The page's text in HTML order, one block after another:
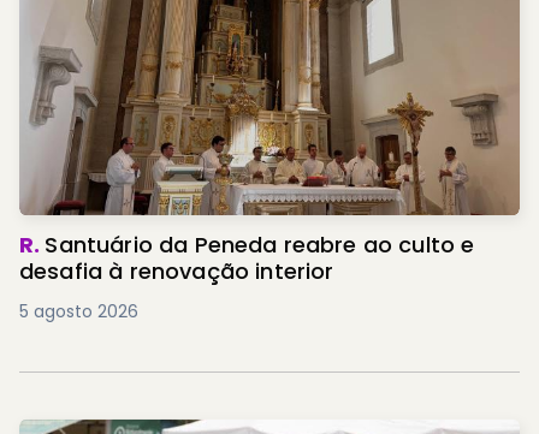
R. Santuário da Peneda reabre ao culto e
desafia à renovação interior
5 agosto 2026